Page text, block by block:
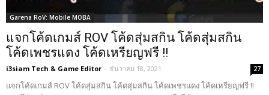
Garena RoV: Mobile MOBA
แจกโค้ดเกมส์ ROV โค้ดสุ่มสกิน โค้ดสุ่มสกิน
โค้ดเพชรแดง โค้ดเหรียญฟรี !!
i3siam Tech & Game Editor - ธันวาคม 18, 2021 27
แจกโค้ดเกมส์ ROV โค้ดสุ่มสกิน โค้ดสุ่มสกิน โค้ดเพชรแดง โค้ดเหรียญฟรี !!